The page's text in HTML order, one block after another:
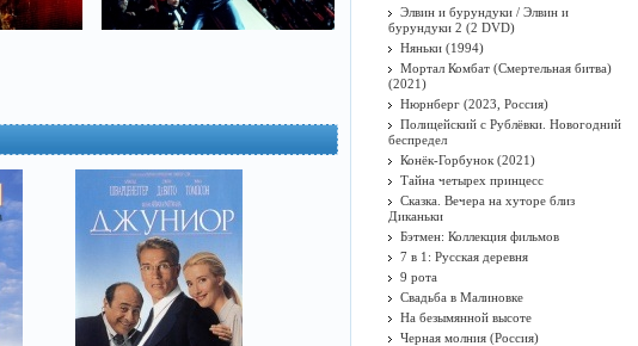
Элвин и бурундуки / Элвин и
бурундуки 2 (2 DVD)
Няньки (1994)
Мортал Комбат (Смертельная битва)
(2021)
Нюрнберг (2023, Россия)
Полицейский с Рублёвки. Новогодний
беспредел
Конёк-Горбунок (2021)
Тайна четырех принцесс
Сказка. Вечера на хуторе близ
Диканьки
Бэтмен: Коллекция фильмов
7 в 1: Русская деревня
9 рота
Свадьба в Малиновке
На безымянной высоте
Черная молния (Россия)